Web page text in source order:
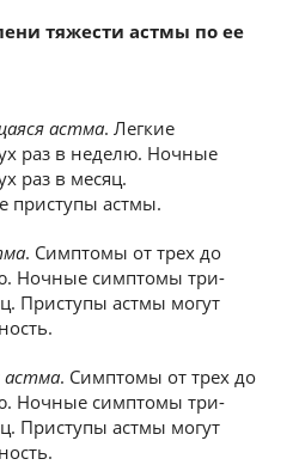
тяжести астмы по ее
астма. Легкие
раз в неделю. Ночные
раз в месяц.
приступы астмы.
. Симптомы от трех до
Ночные симптомы три-
Приступы астмы могут
астма. Симптомы от трех до
Ночные симптомы три-
Приступы астмы могут